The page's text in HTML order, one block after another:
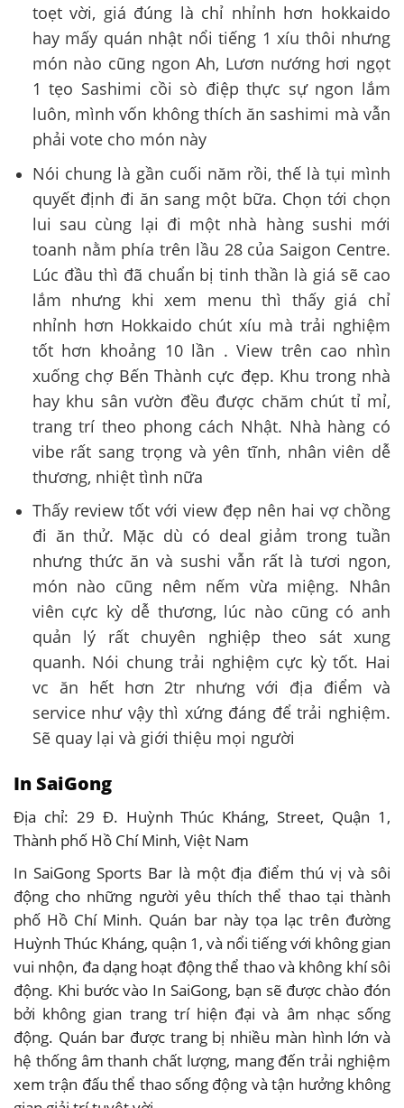
toẹt vời, giá đúng là chỉ nhỉnh hơn hokkaido
hay mấy quán nhật nổi tiếng 1 xíu thôi nhưng
món nào cũng ngon Ah, Lươn nướng hơi ngọt
1 tẹo Sashimi cồi sò điệp thực sự ngon lắm
luôn, mình vốn không thích ăn sashimi mà vẫn
phải vote cho món này
Nói chung là gần cuối năm rồi, thế là tụi mình
quyết định đi ăn sang một bữa. Chọn tới chọn
lui sau cùng lại đi một nhà hàng sushi mới
toanh nằm phía trên lầu 28 của Saigon Centre.
Lúc đầu thì đã chuẩn bị tinh thần là giá sẽ cao
lắm nhưng khi xem menu thì thấy giá chỉ
nhỉnh hơn Hokkaido chút xíu mà trải nghiệm
tốt hơn khoảng 10 lần . View trên cao nhìn
xuống chợ Bến Thành cực đẹp. Khu trong nhà
hay khu sân vườn đều được chăm chút tỉ mỉ,
trang trí theo phong cách Nhật. Nhà hàng có
vibe rất sang trọng và yên tĩnh, nhân viên dễ
thương, nhiệt tình nữa
Thấy review tốt với view đẹp nên hai vợ chồng
đi ăn thử. Mặc dù có deal giảm trong tuần
nhưng thức ăn và sushi vẫn rất là tươi ngon,
món nào cũng nêm nếm vừa miệng. Nhân
viên cực kỳ dễ thương, lúc nào cũng có anh
quản lý rất chuyên nghiệp theo sát xung
quanh. Nói chung trải nghiệm cực kỳ tốt. Hai
vc ăn hết hơn 2tr nhưng với địa điểm và
service như vậy thì xứng đáng để trải nghiệm.
Sẽ quay lại và giới thiệu mọi người
In SaiGong
Địa chỉ: 29 Đ. Huỳnh Thúc Kháng, Street, Quận 1,
Thành phố Hồ Chí Minh, Việt Nam
In SaiGong Sports Bar là một địa điểm thú vị và sôi
động cho những người yêu thích thể thao tại thành
phố Hồ Chí Minh. Quán bar này tọa lạc trên đường
Huỳnh Thúc Kháng, quận 1, và nổi tiếng với không gian
vui nhộn, đa dạng hoạt động thể thao và không khí sôi
động. Khi bước vào In SaiGong, bạn sẽ được chào đón
bởi không gian trang trí hiện đại và âm nhạc sống
động. Quán bar được trang bị nhiều màn hình lớn và
hệ thống âm thanh chất lượng, mang đến trải nghiệm
xem trận đấu thể thao sống động và tận hưởng không